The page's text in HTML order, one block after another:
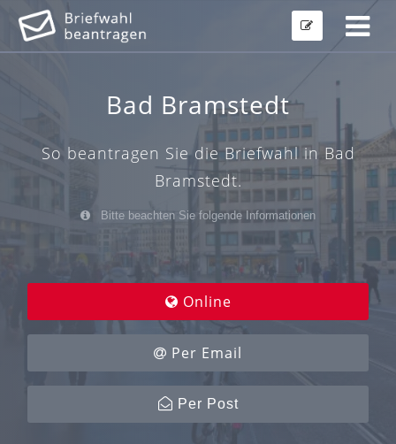
Bad Bramstedt
So beantragen Sie die Briefwahl in Bad
Bramstedt.
Bitte beachten Sie folgende Informationen
Online
Per Email
Per Post